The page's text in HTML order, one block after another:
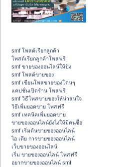
smf โพสต์เรียกลูกค้า
โพสต์เรียกลูกค้าโพสฟรี
smf ขายของออนไลน์ให้ปัง
smf โพสต์ขายของ
smf เขียนโพสขายของโดนๆ
แคปชั่นเปิดร้าน โพสฟรี
smf วิธีโพสขายของให้น่าสนใจ
วิธีเพิ่มยอดขาย โพสฟรี
smf เทคนิคเพิ่มยอดขาย
ขายของออนไลน์ยังไงให้มีคนซื้อ
smf เริ่มต้นขายของออนไลน์
ไอ เดีย การขายของออนไลน์
เว็บขายของออนไลน์
เริ่ม ขายของออนไลน์ โพสฟรี
อยากขายของออนไลน์ smf